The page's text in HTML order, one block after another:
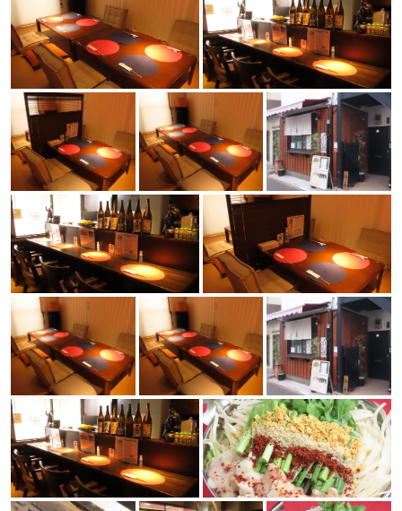
この店舗情報をシェアする
사진 | 隠れ家 うめ吉
東京都葛飾区東新小岩１-17-11
https://umekichi-shinkoiwa.owst.jp/gallery
お店情報をコピー